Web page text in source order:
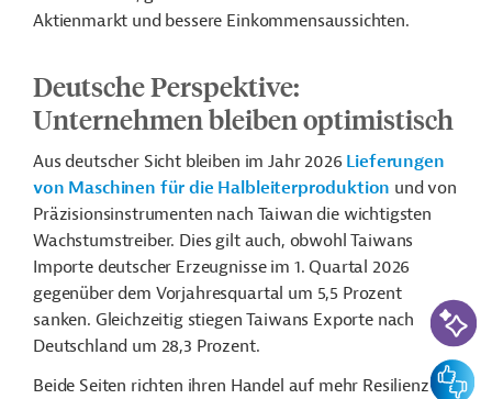
Aktienmarkt und bessere Einkommensaussichten.
Deutsche Perspektive:
Unternehmen bleiben optimistisch
Aus deutscher Sicht bleiben im Jahr 2026 Lieferungen
von Maschinen für die Halbleiterproduktion und von
Präzisionsinstrumenten nach Taiwan die wichtigsten
Wachstumstreiber. Dies gilt auch, obwohl Taiwans
Importe deutscher Erzeugnisse im 1. Quartal 2026
gegenüber dem Vorjahresquartal um 5,5 Prozent
sanken. Gleichzeitig stiegen Taiwans Exporte nach
Deutschland um 28,3 Prozent.
Beide Seiten richten ihren Handel auf mehr Resilienz in
KI-